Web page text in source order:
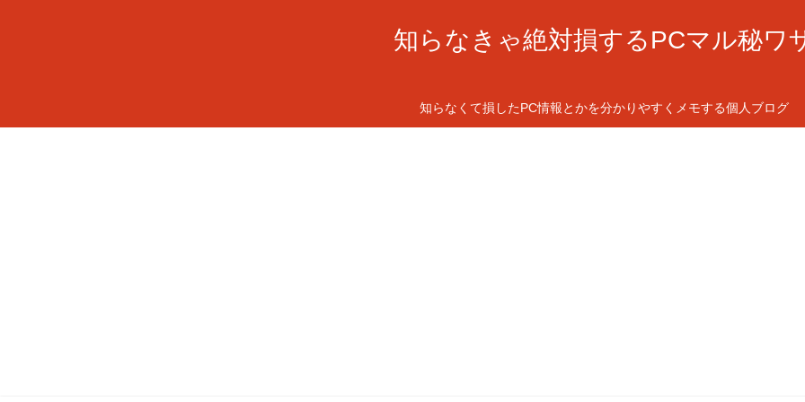
知らなきゃ絶対損するPCマル秘ワ
知らなくて損したPC情報とかを分かりやすくメモする個人ブログ